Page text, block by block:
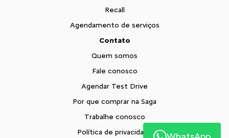
Recall
Agendamento de serviços
Contato
Quem somos
Fale conosco
Agendar Test Drive
Por que comprar na Saga
Trabalhe conosco
Política de privacidade